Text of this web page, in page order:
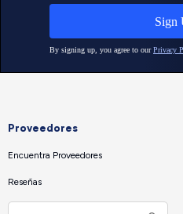
Proveedores
Encuentra Proveedores
Reseñas